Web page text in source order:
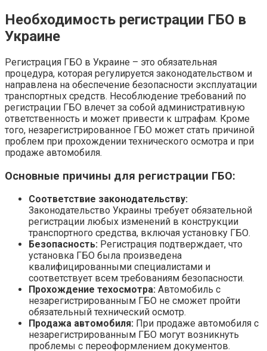
Необходимость регистрации ГБО в
Украине
Регистрация ГБО в Украине – это обязательная
процедура, которая регулируется законодательством и
направлена на обеспечение безопасности эксплуатации
транспортных средств. Несоблюдение требований по
регистрации ГБО влечет за собой административную
ответственность и может привести к штрафам. Кроме
того, незарегистрированное ГБО может стать причиной
проблем при прохождении технического осмотра и при
продаже автомобиля.
Основные причины для регистрации ГБО:
Соответствие законодательству:
Законодательство Украины требует обязательной
регистрации любых изменений в конструкции
транспортного средства, включая установку ГБО.
Безопасность: Регистрация подтверждает, что
установка ГБО была произведена
квалифицированными специалистами и
соответствует всем требованиям безопасности.
Прохождение техосмотра: Автомобиль с
незарегистрированным ГБО не сможет пройти
обязательный технический осмотр.
Продажа автомобиля: При продаже автомобиля с
незарегистрированным ГБО могут возникнуть
проблемы с переоформлением документов.